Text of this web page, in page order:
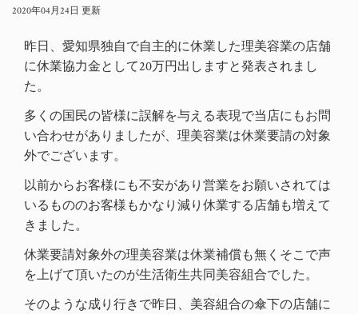
2020年04月24日 更新
昨日、愛知県独自で自主的に休業した理美容業の店舗
に休業協力金として20万円出しますと発表されまし
た。
多くの国民の皆様に誤解を与える表現で当店にもお問
い合わせがありましたが、理美容業は休業要請の対象
外でございます。
以前からお客様にも不安があり営業をお願いされては
いるもののお客様もかなり減り休業する店舗も増えて
きました。
休業要請対象外の理美容業は休業補償も無く そこで声
を上げて頂いたのが生活衛生共同美容組合でした。
そのような成り行きで昨日、美容組合の傘下の店舗に